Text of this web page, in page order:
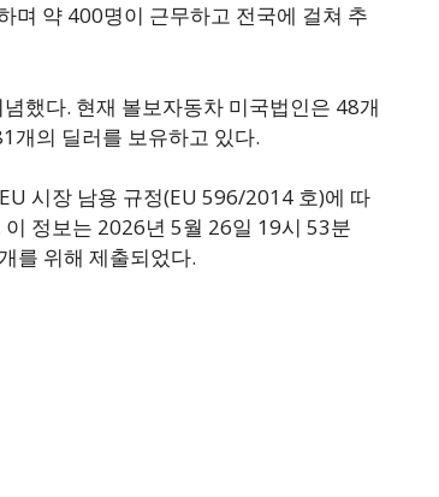
며 약 400명이 근무하고 전국에 걸쳐 추
했다. 현재 볼보자동차 미국법인은 48개
개의 딜러를 보유하고 있다.
시장 남용 규정(EU 596/2014 호)에 따
정보는 2026년 5월 26일 19시 53분
를 위해 제출되었다.